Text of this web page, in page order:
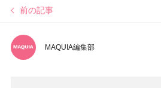
前の記事
MAQUIA編集部